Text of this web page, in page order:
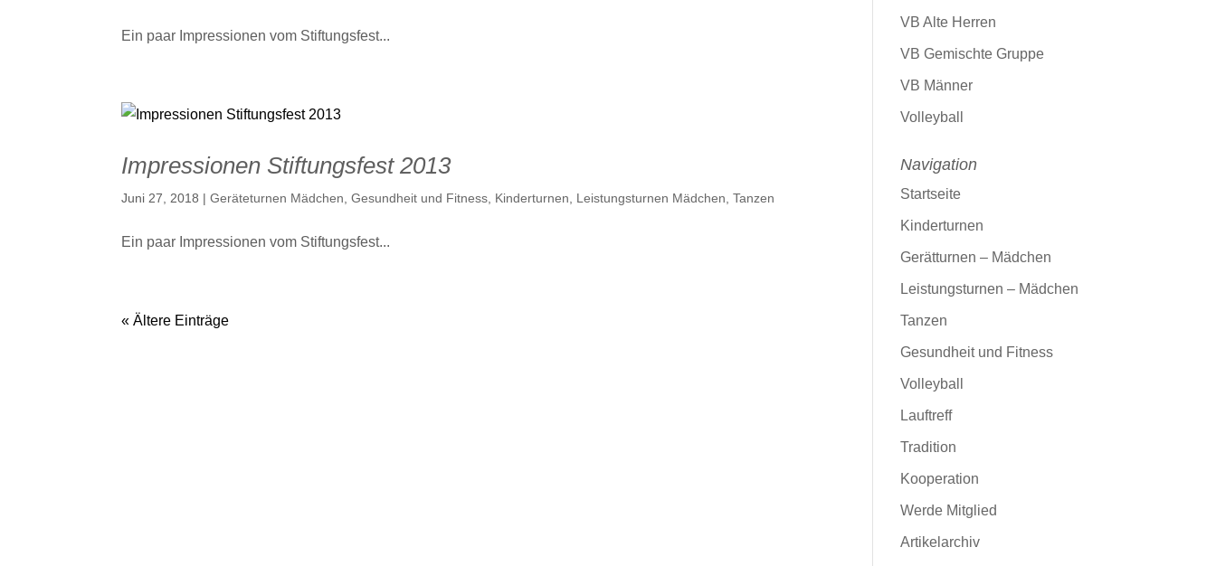
Ein paar Impressionen vom Stiftungsfest...
Impressionen Stiftungsfest 2013
Juni 27, 2018 |Geräteturnen Mädchen ,Gesundheit und Fitness Kinderturnen Leistungsturnen Mädchen ,Tanzen
Ein paar Impressionen vom Stiftungsfest...
« Ältere Einträge
VB Alte Herren
VB Gemischte Gruppe
VB Männer
Volleyball
Navigation
Startseite
Kinderturnen
Gerätturnen – Mädchen
Leistungsturnen – Mädchen
Tanzen
Gesundheit und Fitness
Volleyball
Lauftreff
Tradition
Kooperation
Werde Mitglied
Artikelarchiv